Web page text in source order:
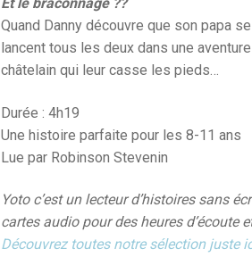
Quand Danny découvre que son papa
lancent tous les deux dans une
châtelain qui leur casse les pieds…
Durée : 4h19
Une histoire parfaite pour les 8-11 ans
Lue par Robinson Stevenin
Yoto c’est un lecteur d’histoires sans
cartes audio pour des heures d’écoute
Découvrez toutes notre sélection juste